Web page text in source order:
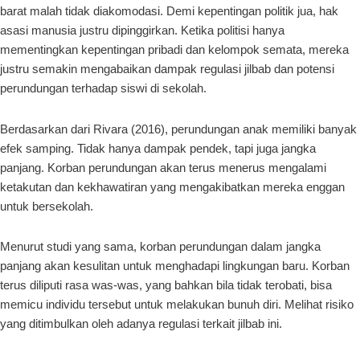
barat malah tidak diakomodasi. Demi kepentingan politik jua, hak
asasi manusia justru dipinggirkan. Ketika politisi hanya
mementingkan kepentingan pribadi dan kelompok semata, mereka
justru semakin mengabaikan dampak regulasi jilbab dan potensi
perundungan terhadap siswi di sekolah.
Berdasarkan dari Rivara (2016), perundungan anak memiliki banyak
efek samping. Tidak hanya dampak pendek, tapi juga jangka
panjang. Korban perundungan akan terus menerus mengalami
ketakutan dan kekhawatiran yang mengakibatkan mereka enggan
untuk bersekolah.
Menurut studi yang sama, korban perundungan dalam jangka
panjang akan kesulitan untuk menghadapi lingkungan baru. Korban
terus diliputi rasa was-was, yang bahkan bila tidak terobati, bisa
memicu individu tersebut untuk melakukan bunuh diri. Melihat risiko
yang ditimbulkan oleh adanya regulasi terkait jilbab ini.